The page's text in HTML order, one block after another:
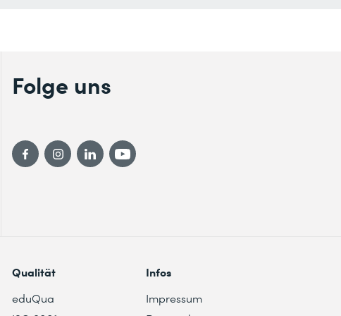
Folge uns
Qualität
eduQua
Infos
Impressum